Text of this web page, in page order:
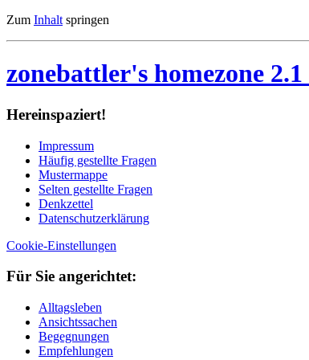
Zum Inhalt springen
zonebattler's homezone 2.1
Her­ein­spa­ziert!
Im­pres­sum
Häu­fig ge­stell­te Fra­gen
Mu­ster­map­pe
Sel­ten ge­stell­te Fra­gen
Denk­zet­tel
Da­ten­schutz­er­klä­rung
Cookie-Einstellungen
Für Sie an­ge­rich­tet:
Alltagsleben
Ansichtssachen
Begegnungen
Empfehlungen